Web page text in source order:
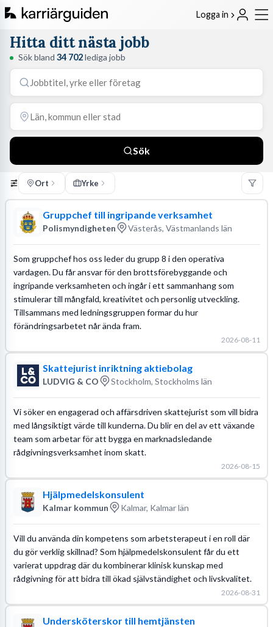
Logga in
Hitta ditt nästa jobb
Sök bland 34 702lediga jobb
Sök
Ort Yrke
Gruppchef till ingripande verksamhet
Polismyndigheten Västerås, Västmanlands län
Som gruppchef hos oss leder du grupp 8 i den operativa
vardagen. Du får ansvar för den brottsförebyggande och
ingripande verksamheten och ingår i ett sammanhang som
stimulerar till mångfald, kreativitet och personlig utveckling.
Tillsammans med ledningsgruppen formar du hur
förändringsarbetet når ända fram.
2026-08-11
Skattejurist inriktning aktiebolag
LUDVIG & CO Stockholm, Stockholms län
Vi söker en engagerad och affärsdriven skattejurist som vill bidra
med långsiktigt värde till kunderna. Du blir en del av ett växande
team som arbetar för att bygga en marknadsledande
rådgivningsverksamhet inom skatt.
2026-08-15
Hjälpmedelskonsulent
Kalmar kommun Kalmar, Kalmar län
Vill du använda din kompetens som arbetsterapeut i en roll där
du gör verklig skillnad? Som hjälpmedelskonsulent får du ett
varierat uppdrag där du kombinerar klinisk kunskap med
rådgivning för att bidra till ökad självständighet och livskvalitet.
2026-08-31
Undersköterskor till hemtjänsten